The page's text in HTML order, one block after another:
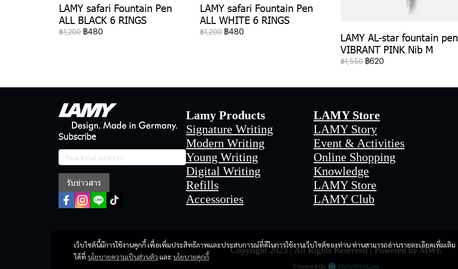
LAMY safari Fountain Pen
ALL BLACK 6 RINGS
฿1,200 ฿480
LAMY safari Fountain Pen
ALL WHITE 6 RINGS
฿1,200 ฿480
LAMY AL-star fountain pen
VIBRANT PINK Nib M
฿1,550 ฿620
เว็บไซต์นี้มีการใช้งานคุกกี้ เพื่อเพิ่มประสิทธิภาพและประสบการณ์ที่ดีในการใช้งานเว็บไซต์ของท่าน ท่านสามารถอ่านรายละเอียดเพิ่มเติม
ได้ที่ นโยบายความเป็นส่วนตัว และ นโยบายคุกกี้
Subscribe
รับข่าวสาร
Lamy Products
Signature Writing
Modern Writing
Young Writing
Digital Writing
Refills
Accessories
LAMY Store
LAMY Story
Event & Activities
Online Shopping
Knowledge
LAMY Store
LAMY Club
Copyright 2023 | All Rights Reserved | Powered by MWE
Powered By MakeWebEasy